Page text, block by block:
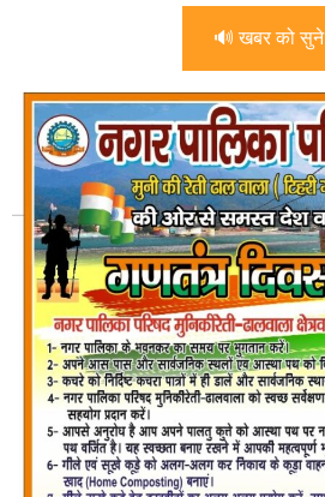
🔊 खबर को सुने